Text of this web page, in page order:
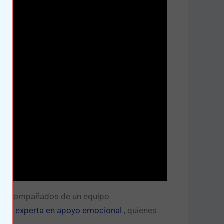
acompañados de un equipo
, experta en apoyo emocional , quienes